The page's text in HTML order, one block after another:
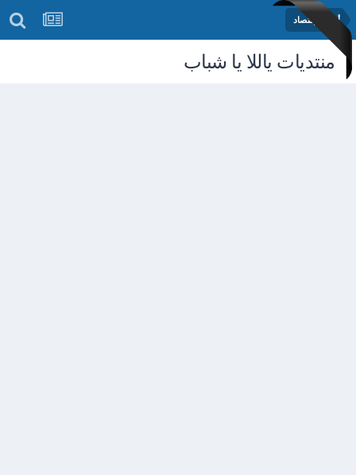
أخبار الإقتصاد
منتديات ياللا يا شباب